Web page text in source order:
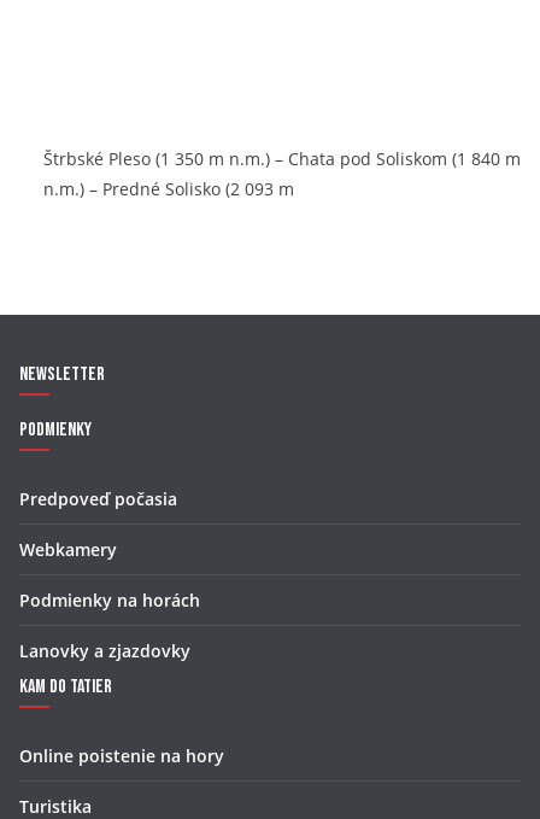
Štrbské Pleso (1 350 m n.m.) – Chata pod Soliskom (1 840 m
n.m.) – Predné Solisko (2 093 m
Newsletter
Podmienky
Predpoveď počasia
Webkamery
Podmienky na horách
Lanovky a zjazdovky
Kam do Tatier
Online poistenie na hory
Turistika